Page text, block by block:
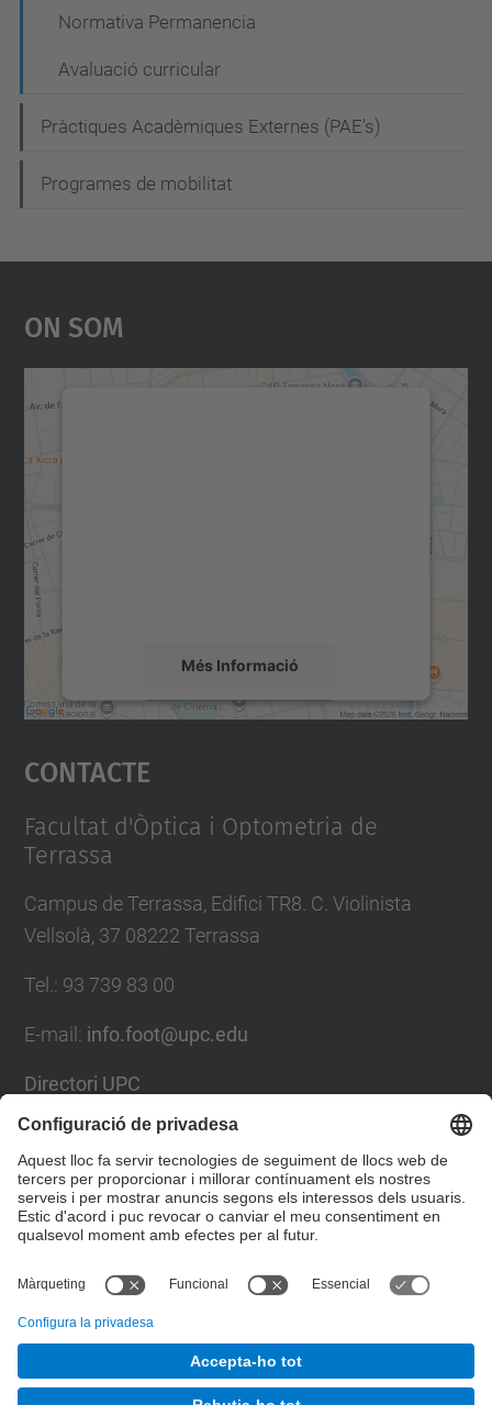
Normativa Permanencia
Avaluació curricular
Pràctiques Acadèmiques Externes (PAE's)
Programes de mobilitat
On Som
Més Informació
Accepta
powered by
Contacte
Facultat d'Òptica i Optometria de
Terrassa
Campus de Terrassa, Edifici TR8. C. Violinista
Vellsolà, 37 08222 Terrassa
Tel. : 93 739 83 00
E-mail : info.foot@upc.edu
Directori UPC
Formulari de contacte
Llista Xarxes Socials
Facultat d'Òptica i Optometria de Terrassa. FOOT.